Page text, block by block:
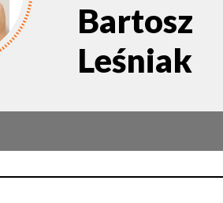
Bartosz
Leśniak